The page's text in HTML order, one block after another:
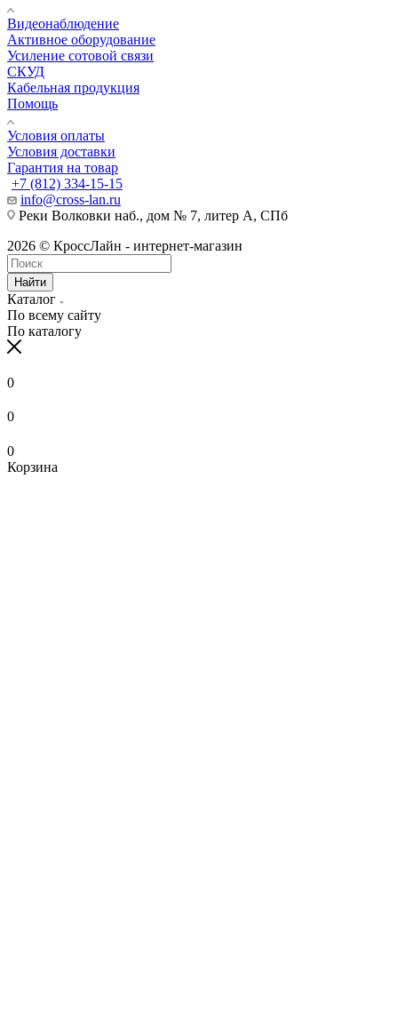
Видеонаблюдение
Активное оборудование
Усиление сотовой связи
СКУД
Кабельная продукция
Помощь
Условия оплаты
Условия доставки
Гарантия на товар
+7 (812) 334-15-15
info@cross-lan.ru
Реки Волковки наб., дом № 7, литер А, СПб
2026 © КроссЛайн - интернет-магазин
Найти
Каталог
По всему сайту
По каталогу
0
0
0
Корзина